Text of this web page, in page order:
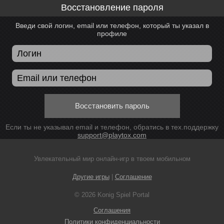
Восстановление пароля
Введи свой логин, email или телефон, который ты указал в
профиле
Восстановить пароль
Если ты не указывал email и телефон, обратись в тех.поддержку
support@playtox.com
Увлекательный мир онлайн-игр в твоем мобильном
Другие игры| Соглашение
© 2026 Konig Spiel Portal
Соглашения
Политики конфиденциальности